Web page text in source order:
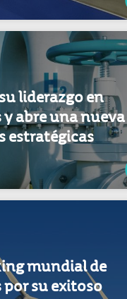
liderazgo en
abre una nueva
estratégicas
mundial de
por su exitoso